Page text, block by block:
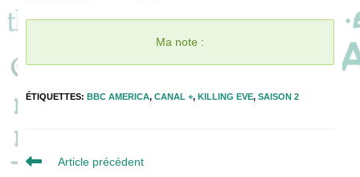
Ma note :
ÉTIQUETTES:BBC AMERICA, CANAL +, KILLING EVE, SAISON 2
Read
Article précédent